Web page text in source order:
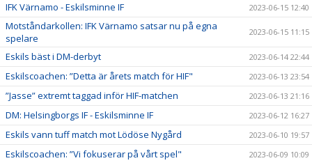
IFK Värnamo - Eskilsminne IF 2023-06-15 12:40
Motståndarkollen: IFK Värnamo satsar nu på egna
spelare
2023-06-15 11:15
Eskils bäst i DM-derbyt 2023-06-14 22:44
Eskilscoachen: ”Detta är årets match för HIF" 2023-06-13 23:54
”Jasse” extremt taggad inför HIF-matchen 2023-06-13 21:16
DM: Helsingborgs IF - Eskilsminne IF 2023-06-12 16:27
Eskils vann tuff match mot Lödöse Nygård 2023-06-10 19:57
Eskilscoachen: ”Vi fokuserar på vårt spel" 2023-06-09 10:09